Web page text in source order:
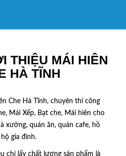
THIỆU MÁI HIÊN
HÀ TĨNH
Che Hà Tĩnh, chuyên thi công
Mái Xếp, Bạt che, Mái hiên cho
xưởng, quán ăn, quán cafe, hồ
gia đình.
chí lấy chất lượng sản phẩm là